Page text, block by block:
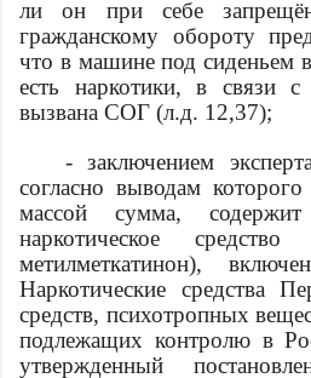
ли он при себе
гражданскому обороту
что в машине под сиденьем
есть наркотики, в связи
вызвана СОГ (л.д. 12,37);
- заключением
согласно выводам
массой сумма,
наркотическое
метилметкатинон),
Наркотические средства
средств, психотропных
подлежащих контролю в
утвержденный